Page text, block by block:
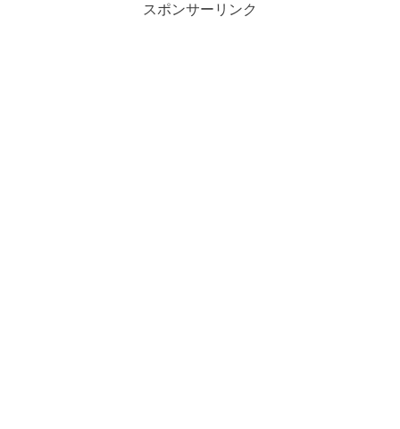
スポンサーリンク